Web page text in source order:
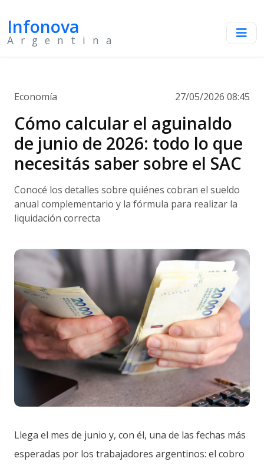
Infonova
Argentina
Economía 27/05/2026 08:45
Cómo calcular el aguinaldo
de junio de 2026: todo lo que
necesitás saber sobre el SAC
Conocé los detalles sobre quiénes cobran el sueldo
anual complementario y la fórmula para realizar la
liquidación correcta
Llega el mes de junio y, con él, una de las fechas más
esperadas por los trabajadores argentinos: el cobro